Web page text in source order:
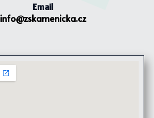
Email
info@zskamenicka.cz